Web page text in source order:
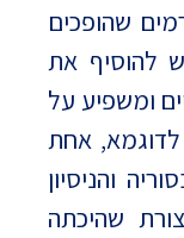
שהופכים
להוסיף את
ומשפיע על
לדוגמא, אחת
והניסיון
שהיכתה